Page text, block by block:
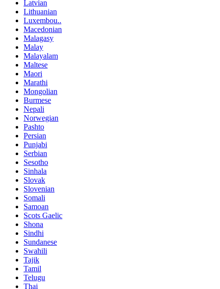
Latvian
Lithuanian
Luxembou..
Macedonian
Malagasy
Malay
Malayalam
Maltese
Maori
Marathi
Mongolian
Burmese
Nepali
Norwegian
Pashto
Persian
Punjabi
Serbian
Sesotho
Sinhala
Slovak
Slovenian
Somali
Samoan
Scots Gaelic
Shona
Sindhi
Sundanese
Swahili
Tajik
Tamil
Telugu
Thai